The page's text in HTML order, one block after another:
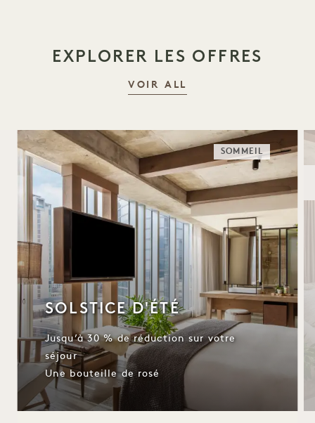
EXPLORER LES OFFRES
VOIR ALL
SOMMEIL
SOLSTICE D'ÉTÉ
Jusqu’à 30 % de réduction sur votre
séjour
Une bouteille de rosé